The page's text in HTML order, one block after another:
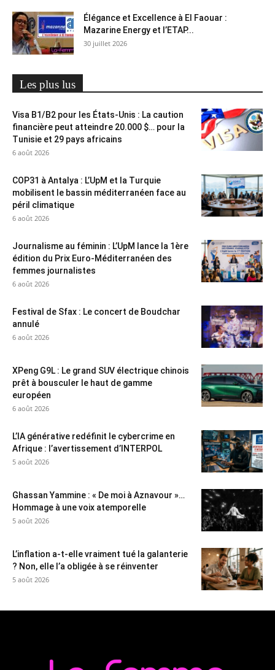
Élégance et Excellence à El Faouar :
Mazarine Energy et l’ETAP...
30 juillet 2026
Les plus lus
Visa B1/B2 pour les États-Unis : La caution
financière peut atteindre 20.000 $… pour la
Tunisie et 29 pays africains
6 août 2026
COP31 à Antalya : L’UpM et la Turquie
mobilisent le bassin méditerranéen face au
péril climatique
6 août 2026
Journalisme au féminin : L’UpM lance la 1ère
édition du Prix Euro-Méditerranéen des
femmes journalistes
6 août 2026
Festival de Sfax : Le concert de Boudchar
annulé
6 août 2026
XPeng G9L : Le grand SUV électrique chinois
prêt à bousculer le haut de gamme
européen
6 août 2026
L’IA générative redéfinit le cybercrime en
Afrique : l’avertissement d’INTERPOL
5 août 2026
Ghassan Yammine : « De moi à Aznavour »…
Hommage à une voix atemporelle
5 août 2026
L’inflation a-t-elle vraiment tué la galanterie
? Non, elle l’a obligée à se réinventer
5 août 2026